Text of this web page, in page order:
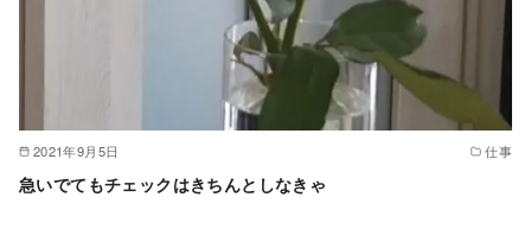
2021年9月5日 仕事
急いでてもチェックはきちんとしなきゃ